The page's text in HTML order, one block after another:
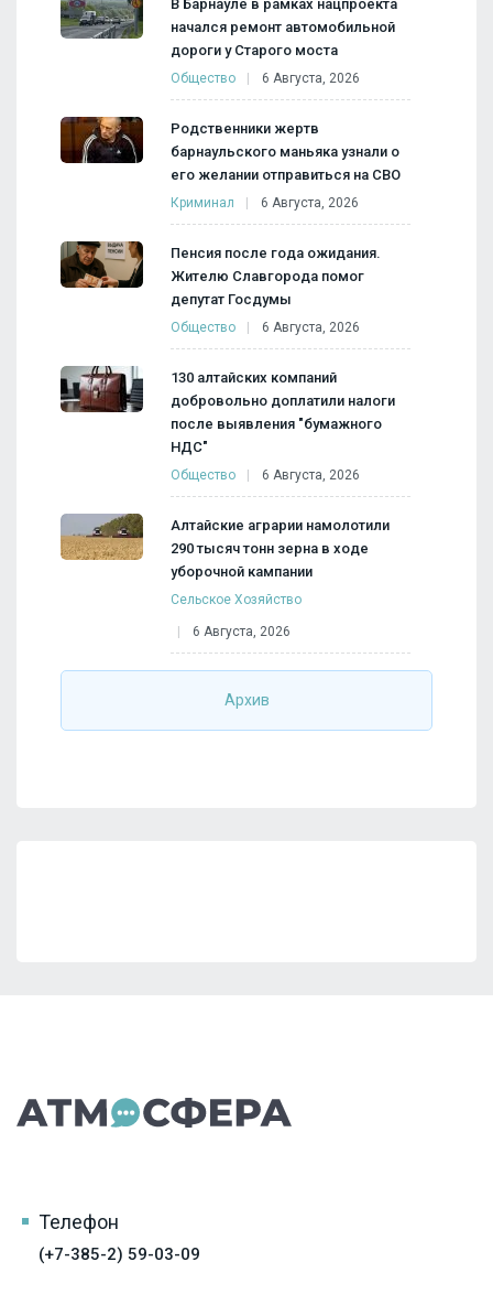
В Барнауле в рамках нацпроекта
начался ремонт автомобильной
дороги у Старого моста
Общество 6 Августа, 2026
Родственники жертв
барнаульского маньяка узнали о
его желании отправиться на СВО
Криминал 6 Августа, 2026
Пенсия после года ожидания.
Жителю Славгорода помог
депутат Госдумы
Общество 6 Августа, 2026
130 алтайских компаний
добровольно доплатили налоги
после выявления "бумажного
НДС"
Общество 6 Августа, 2026
Алтайские аграрии намолотили
290 тысяч тонн зерна в ходе
уборочной кампании
Сельское Хозяйство
6 Августа, 2026
Архив
Телефон
(+7-385-2) 59-03-09